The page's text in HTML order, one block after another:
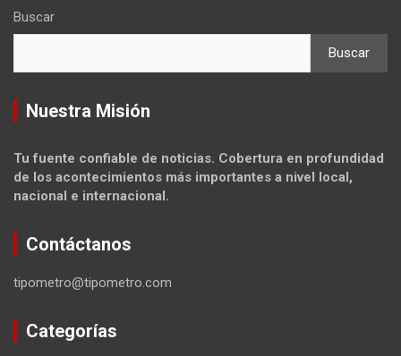
Buscar
Buscar
Nuestra Misión
Tu fuente confiable de noticias. Cobertura en profundidad
de los acontecimientos más importantes a nivel local,
nacional e internacional.
Contáctanos
tipometro@tipometro.com
Categorías